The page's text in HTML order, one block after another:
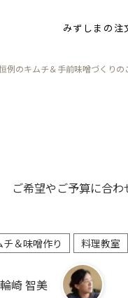
みずしまの注
家づ
例のキムチ＆手前味噌づくりの
ご希望やご予算に合
チ＆味噌作り 料理教室
崎 智美